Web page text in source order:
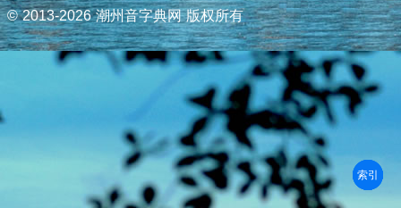
© 2013-2026 潮州音字典网 版权所有
部首
笔划
拼音
潮拼